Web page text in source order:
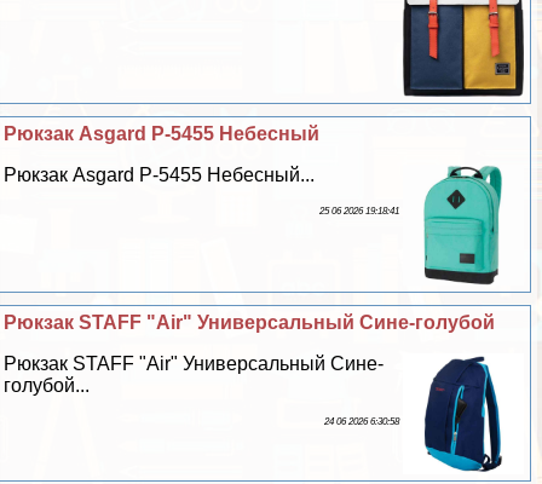
Рюкзак Asgard Р-5455 Небесный
Рюкзак Asgard Р-5455 Небесный...
25 06 2026 19:18:41
Рюкзак STAFF "Air" Универсальный Сине-гoлyбой
Рюкзак STAFF "Air" Универсальный Сине-
гoлyбой...
24 06 2026 6:30:58